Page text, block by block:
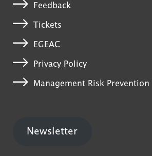
Feedback
Tickets
EGEAC
Privacy Policy
Management Risk Prevention
Newsletter